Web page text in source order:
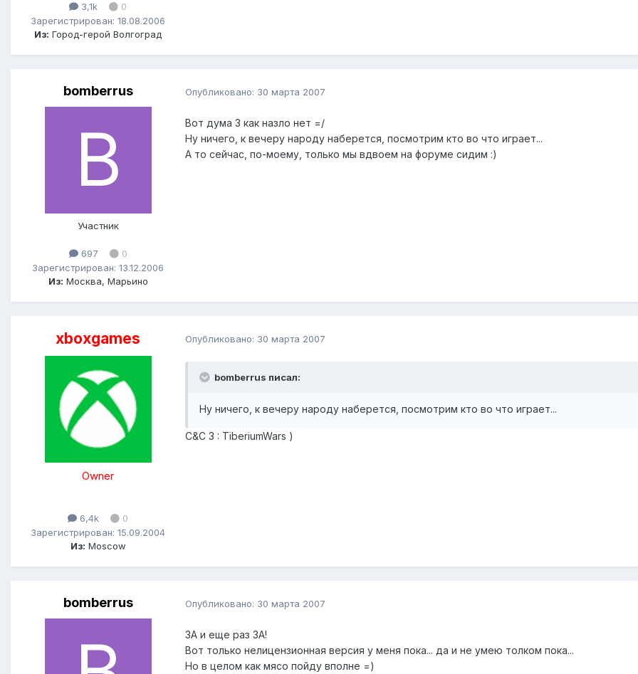
3,1k
0
Зарегистрирован: 18.08.2006
Из: Город-герой Волгоград
bomberrus
Участник
697
0
Зарегистрирован: 13.12.2006
Из: Москва, Марьино
Опубликовано: 30 марта 2007
Вот дума 3 как назло нет =/
Ну ничего, к вечеру народу наберется, посмотрим кто во что играет...
А то сейчас, по-моему, только мы вдвоем на форуме сидим :)
xboxgames
Owner
6,4k
0
Зарегистрирован: 15.09.2004
Из: Moscow
Опубликовано: 30 марта 2007
bomberrus писал:
Ну ничего, к вечеру народу наберется, посмотрим кто во что играет...
С&C 3 : TiberiumWars )
bomberrus Опубликовано: 30 марта 2007
ЗА и еще раз ЗА!
Вот только нелицензионная версия у меня пока... да и не умею толком пока...
Но в целом как мясо пойду вполне =)